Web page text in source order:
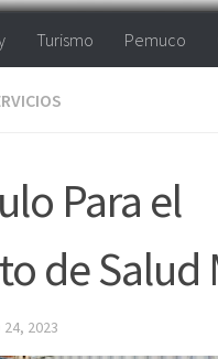
Turismo Pemuco
Para el
de Salud
24, 2023